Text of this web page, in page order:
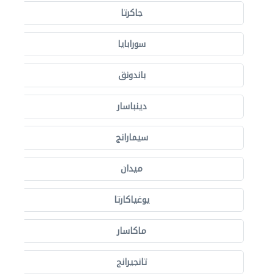
جاكرتا
سورابايا
باندونق
دينباسار
سيمارانج
ميدان
يوغياكارتا
ماكاسار
تانجيرانج